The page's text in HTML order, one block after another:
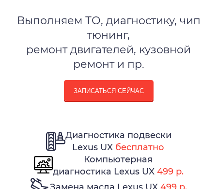
Выполняем ТО, диагностику, чип
тюнинг,
ремонт двигателей, кузовной
ремонт и пр.
ЗАПИСАТЬСЯ СЕЙЧАС
Диагностика подвески
Lexus UX бесплатно
Компьютерная
диагностика Lexus UX 499 р.